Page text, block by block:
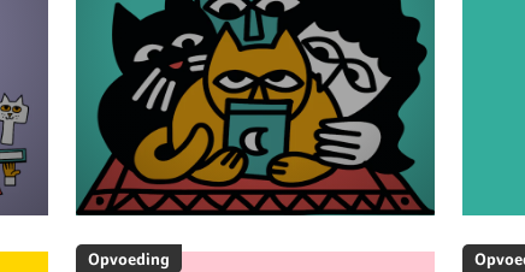
Opvoeding